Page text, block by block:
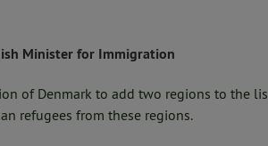
Minister for Immigration
of Denmark to add two regions to the
refugees from these regions.